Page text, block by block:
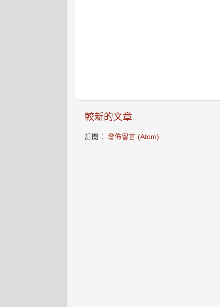
較新的文章
訂閱： 發佈留言 (Atom)